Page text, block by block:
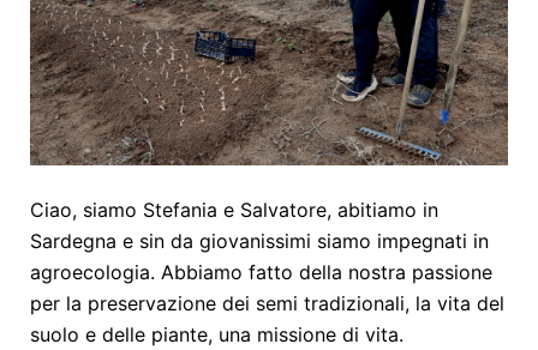
Ciao, siamo Stefania e Salvatore, abitiamo in
Sardegna e sin da giovanissimi siamo impegnati in
agroecologia. Abbiamo fatto della nostra passione
per la preservazione dei semi tradizionali, la vita del
suolo e delle piante, una missione di vita.